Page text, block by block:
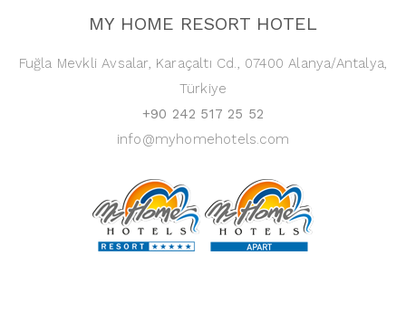
MY HOME RESORT HOTEL
Fuğla Mevkli Avsalar, Karaçaltı Cd., 07400 Alanya/Antalya,
Türkiye
+90 242 517 25 52
info@myhomehotels.com